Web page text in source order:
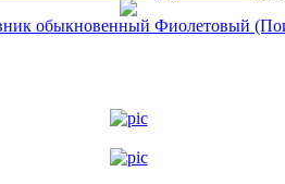
обыкновенный Фиолетовый